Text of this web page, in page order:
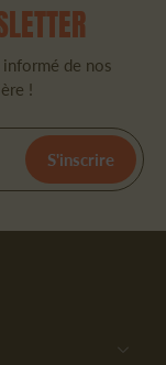
de nos
!
S'inscrire